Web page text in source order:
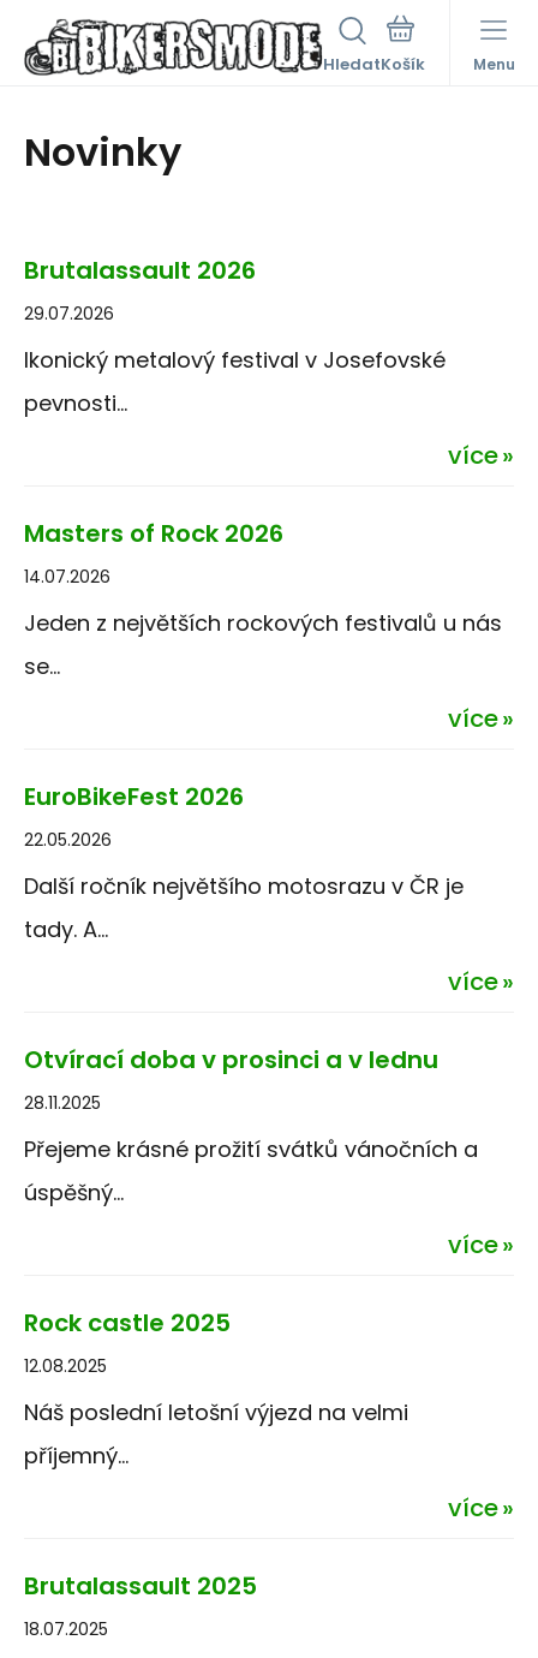
Hledat Menu
Novinky
Brutalassault 2026
29.07.2026
Ikonický metalový festival v Josefovské
pevnosti...
více
Masters of Rock 2026
14.07.2026
Jeden z největších rockových festivalů u nás
se...
více
EuroBikeFest 2026
22.05.2026
Další ročník největšího motosrazu v ČR je
tady. A...
více
Otvírací doba v prosinci a v lednu
28.11.2025
Přejeme krásné prožití svátků vánočních a
úspěšný...
více
Rock castle 2025
12.08.2025
Náš poslední letošní výjezd na velmi
příjemný...
více
Brutalassault 2025
18.07.2025